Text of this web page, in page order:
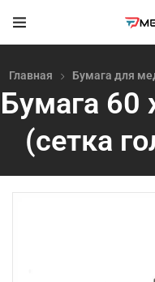
Главная Бумага для
Бумага 60
(сетка